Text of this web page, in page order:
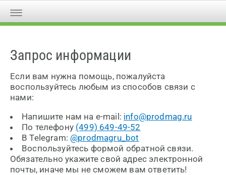
Запрос информации
Если вам нужна помощь, пожалуйста
воспользуйтесь любым из способов связи с
нами:
Напишите нам на e-mail: info@prodmag.ru
По телефону (499) 649-49-52
В Telegram: @prodmagru_bot
Воспользуйтесь формой обратной связи.
Обязательно укажите свой адрес электронной
почты, иначе мы не сможем вам ответить!